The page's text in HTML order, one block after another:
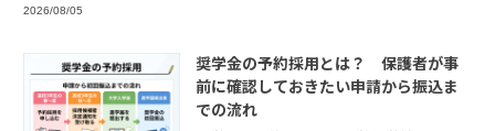
2026/08/05
奨学金の予約採用とは？ 保護者が事
前に確認しておきたい申請から振込ま
での流れ